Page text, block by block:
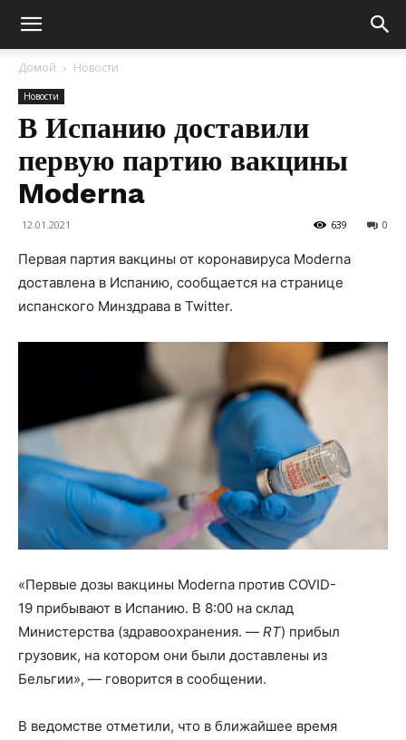
Домой Новости
Новости
В Испанию доставили
первую партию вакцины
Moderna
12.01.2021 0
639
Первая партия вакцины от коронавируса Moderna
доставлена в Испанию, сообщается на странице
испанского Минздрава в Twitter.
«Первые дозы вакцины Moderna против COVID-
19 прибывают в Испанию. В 8:00 на склад
Министерства (здравоохранения. — RT) прибыл
грузовик, на котором они были доставлены из
Бельгии», — говорится в сообщении.
В ведомстве отметили, что в ближайшее время